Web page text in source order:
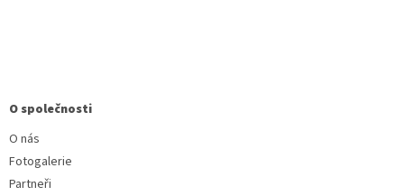
O společnosti
O nás
Fotogalerie
Partneři